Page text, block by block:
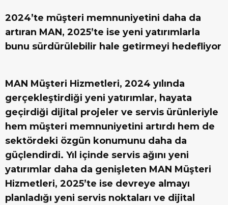
2024’te müşteri memnuniyetini daha da
artıran MAN, 2025’te ise yeni yatırımlarla
bunu sürdürülebilir hale getirmeyi hedefliyor
MAN Müşteri Hizmetleri, 2024 yılında
gerçekleştirdiği yeni yatırımlar, hayata
geçirdiği dijital projeler ve servis ürünleriyle
hem müşteri memnuniyetini artırdı hem de
sektördeki özgün konumunu daha da
güçlendirdi. Yıl içinde servis ağını yeni
yatırımlar daha da genişleten MAN Müşteri
Hizmetleri, 2025’te ise devreye almayı
planladığı yeni servis noktaları ve dijital